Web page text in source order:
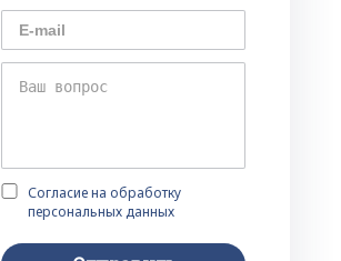
Согласие на обработку
персональных данных